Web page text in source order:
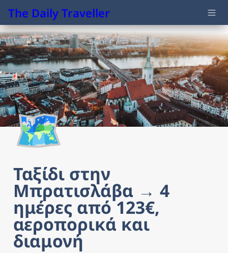
The Daily Traveller
🗺️
Ταξίδι στην
Μπρατισλάβα → 4
ημέρες από 123€,
αεροπορικά και
διαμονή